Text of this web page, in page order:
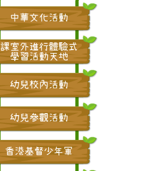
中華文化活動
課室外進行體驗式
學習活動天地
幼兒校內活動
幼兒參觀活動
香港基督少年軍